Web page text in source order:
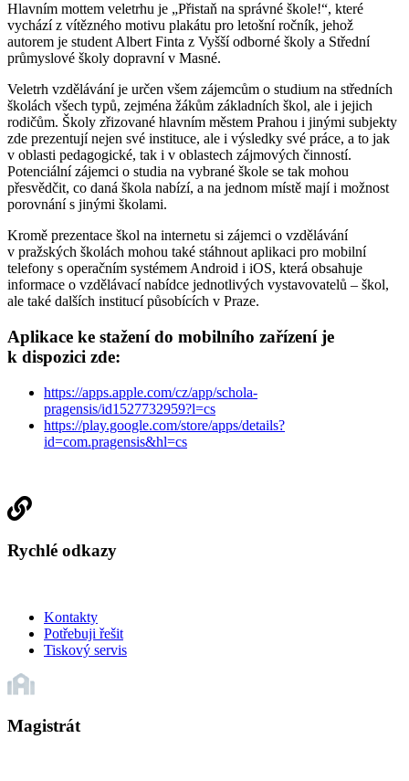
Hlavním mottem veletrhu je „Přistaň na správné škole!“, které
vychází z vítězného motivu plakátu pro letošní ročník, jehož
autorem je student Albert Finta z Vyšší odborné školy a Střední
průmyslové školy dopravní v Masné.
Veletrh vzdělávání je určen všem zájemcům o studium na středních
školách všech typů, zejména žákům základních škol, ale i jejich
rodičům. Školy zřizované hlavním městem Prahou i jinými subjekty
zde prezentují nejen své instituce, ale i výsledky své práce, a to jak
v oblasti pedagogické, tak i v oblastech zájmových činností.
Potenciální zájemci o studia na vybrané škole se tak mohou
přesvědčit, co daná škola nabízí, a na jednom místě mají i možnost
porovnání s jinými školami.
Kromě prezentace škol na internetu si zájemci o vzdělávání
v pražských školách mohou také stáhnout aplikaci pro mobilní
telefony s operačním systémem Android i iOS, která obsahuje
informace o vzdělávací nabídce jednotlivých vystavovatelů – škol,
ale také dalších institucí působících v Praze.
Aplikace ke stažení do mobilního zařízení je
k dispozici zde:
https://apps.apple.com/cz/app/schola-
pragensis/id1527732959?l=cs
https://play.google.com/store/apps/details?
id=com.pragensis&hl=cs
Rychlé odkazy
Kontakty
Potřebuji řešit
Tiskový servis
Magistrát